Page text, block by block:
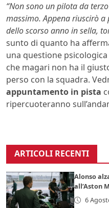
“Non sono un pilota da
massimo. Appena riuscirò
dello scorso anno in sella,
sunto di quanto ha
una questione
che magari non ha il
perso con la squadra.
appuntamento in pista
ripercuoteranno
ARTICOLI RECENTI
Alonso
all’Aston
6